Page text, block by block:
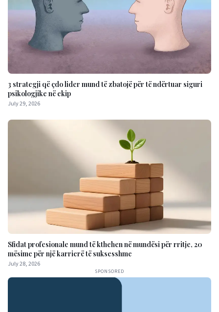
3 strategji që çdo lider mund të zbatojë për të ndërtuar siguri
psikologjike në ekip
July 29, 2026
Sfidat profesionale mund të kthehen në mundësi për rritje, 20
mësime për një karrierë të suksesshme
July 28, 2026
SPONSORED